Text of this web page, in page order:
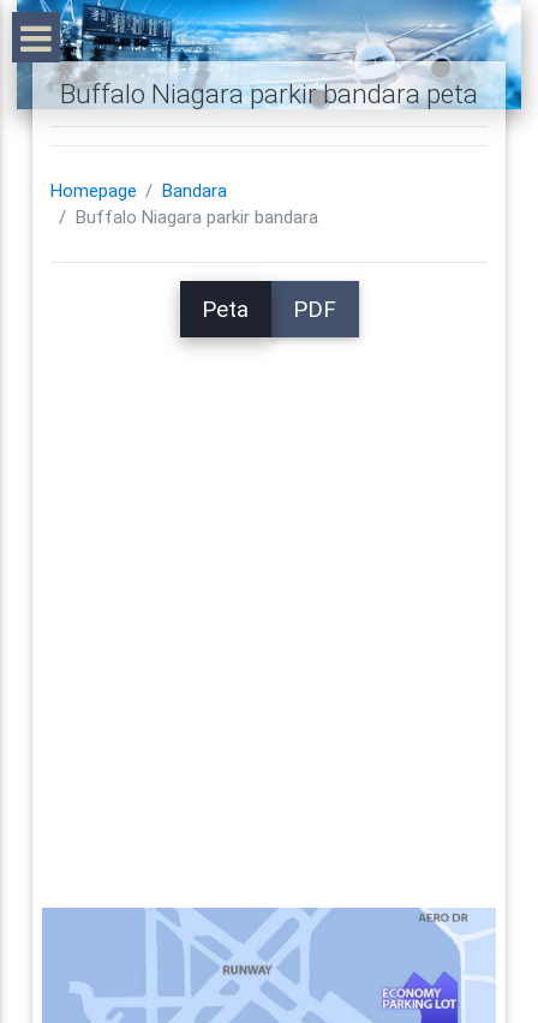
Buffalo Niagara parkir bandara peta
Homepage
Bandara
Buffalo Niagara parkir bandara
Peta PDF